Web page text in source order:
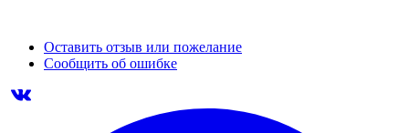
Оставить отзыв или пожелание
Сообщить об ошибке